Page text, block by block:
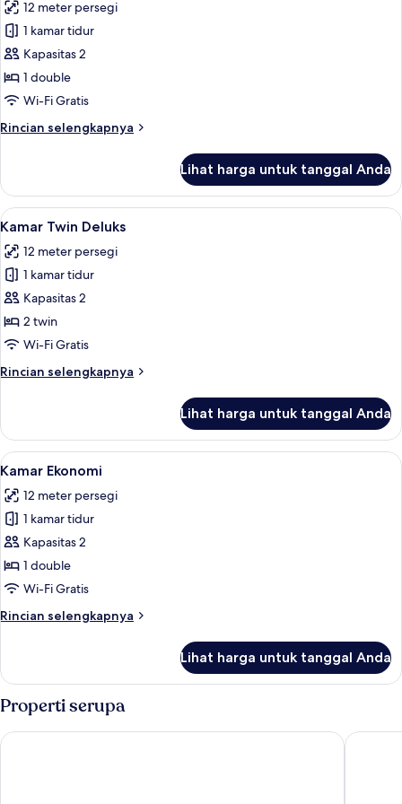
foto
untuk
Kamar
Double
Deluks
12 meter persegi
1 kamar tidur
Kapasitas 2
1 double
Wi-Fi Gratis
Rincian selengkapnya
Rincian
Kamar
Double
Deluks
Lihat harga untuk tanggal Anda
Lihat
semua
foto
untuk
Kamar
Twin
Deluks
Kamar Twin Deluks | Wi-Fi gratis dan
4
Kamar Twin Deluks
12 meter persegi
1 kamar tidur
Kapasitas 2
2 twin
Wi-Fi Gratis
Rincian selengkapnya
Rincian
Kamar
Twin
Deluks
Lihat harga untuk tanggal Anda
Lihat
semua
foto
untuk
Kamar
Ekonomi
Kamar Ekonomi | Wi-Fi gratis dan
7
Kamar Ekonomi
12 meter persegi
1 kamar tidur
Kapasitas 2
1 double
Wi-Fi Gratis
Rincian selengkapnya
Rincian
Kamar
Ekonomi
Lihat harga untuk tanggal Anda
Properti serupa
Bali Sunshine Ubud OYO